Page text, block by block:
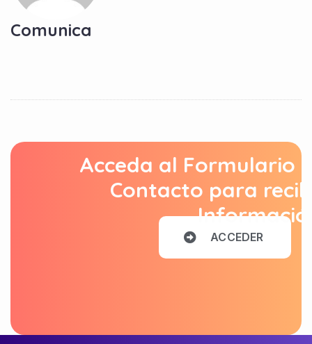
Comunica
Acceda al Formulario
Contacto para
ACCEDER